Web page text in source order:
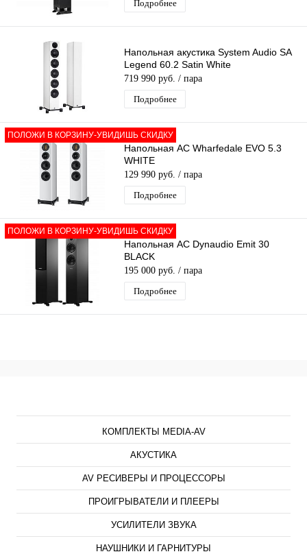
Подробнее
Напольная акустика System Audio SA
Legend 60.2 Satin White
719 990 руб. / пара
Подробнее
ПОЛОЖИ В КОРЗИНУ-УВИДИШЬ СКИДКУ
Напольная АС Wharfedale EVO 5.3
WHITE
129 990 руб. / пара
Подробнее
ПОЛОЖИ В КОРЗИНУ-УВИДИШЬ СКИДКУ
Напольная АС Dynaudio Emit 30
BLACK
195 000 руб. / пара
Подробнее
КОМПЛЕКТЫ MEDIA-AV
АКУСТИКА
AV РЕСИВЕРЫ И ПРОЦЕССОРЫ
ПРОИГРЫВАТЕЛИ И ПЛЕЕРЫ
УСИЛИТЕЛИ ЗВУКА
НАУШНИКИ И ГАРНИТУРЫ